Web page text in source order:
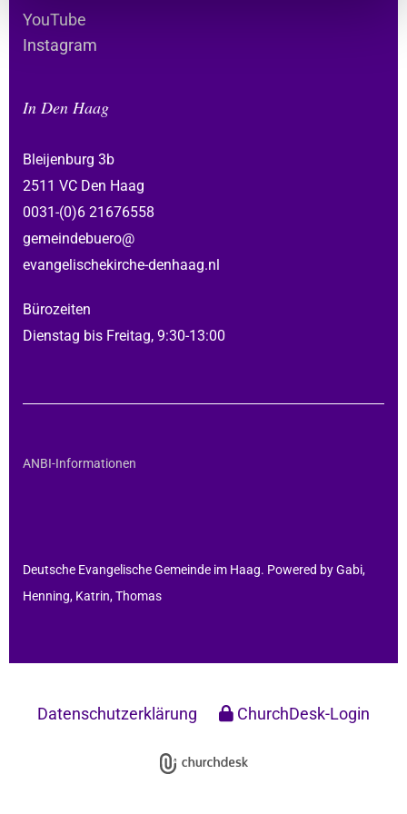
YouTube
Instagram
In Den Haag
Bleijenburg 3b
2511 VC Den Haag
0031-(0)6 21676558
gemeindebuero@
evangelischekirche-denhaag.nl
Bürozeiten
Dienstag bis Freitag, 9:30-13:00
ANBI-Informationen
Deutsche Evangelische Gemeinde im Haag. Powered by Gabi,
Henning, Katrin, Thomas
Datenschutzerklärung ChurchDesk-Login